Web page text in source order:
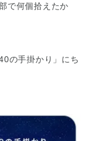
で何個拾えたか
の手掛かり」にち